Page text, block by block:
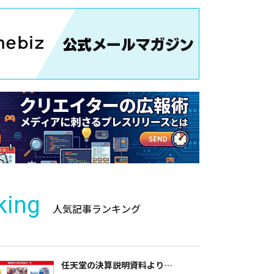
人気記事ランキング
任天堂の決算説明資料より…